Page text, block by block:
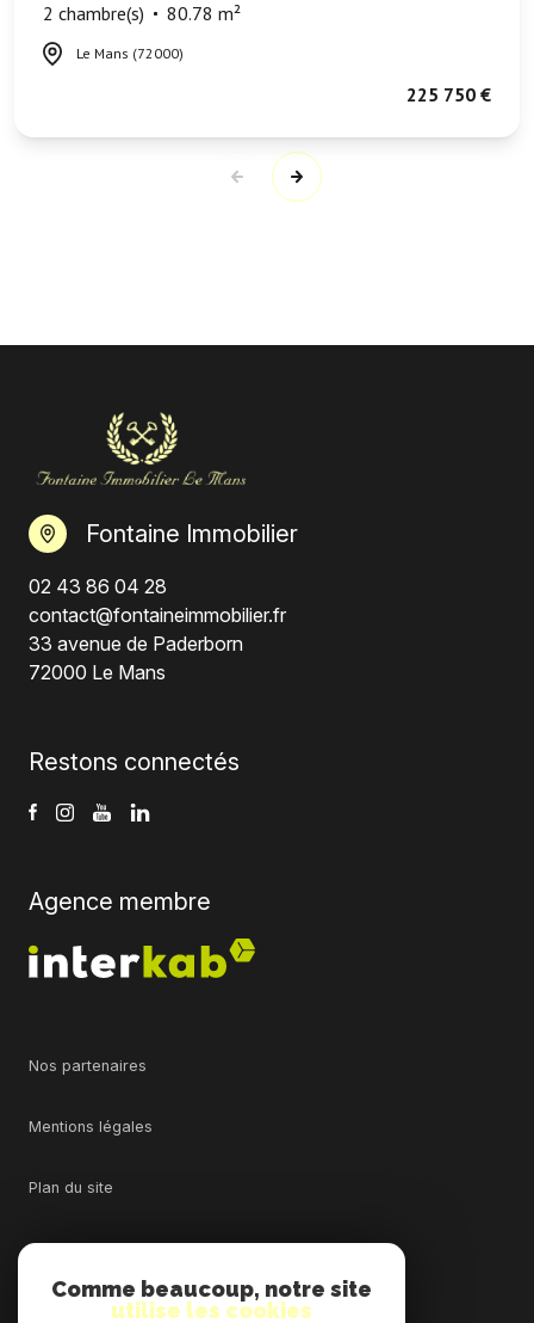
2 chambre(s)
80.78 m²
Le Mans (72000)
225 750 €
Fontaine Immobilier
02 43 86 04 28
contact@fontaineimmobilier.fr
33 avenue de Paderborn
72000 Le Mans
Restons connectés
Agence membre
Nos partenaires
Mentions légales
Plan du site
Admin
Nos honoraires
Comme beaucoup, notre site
utilise les cookies